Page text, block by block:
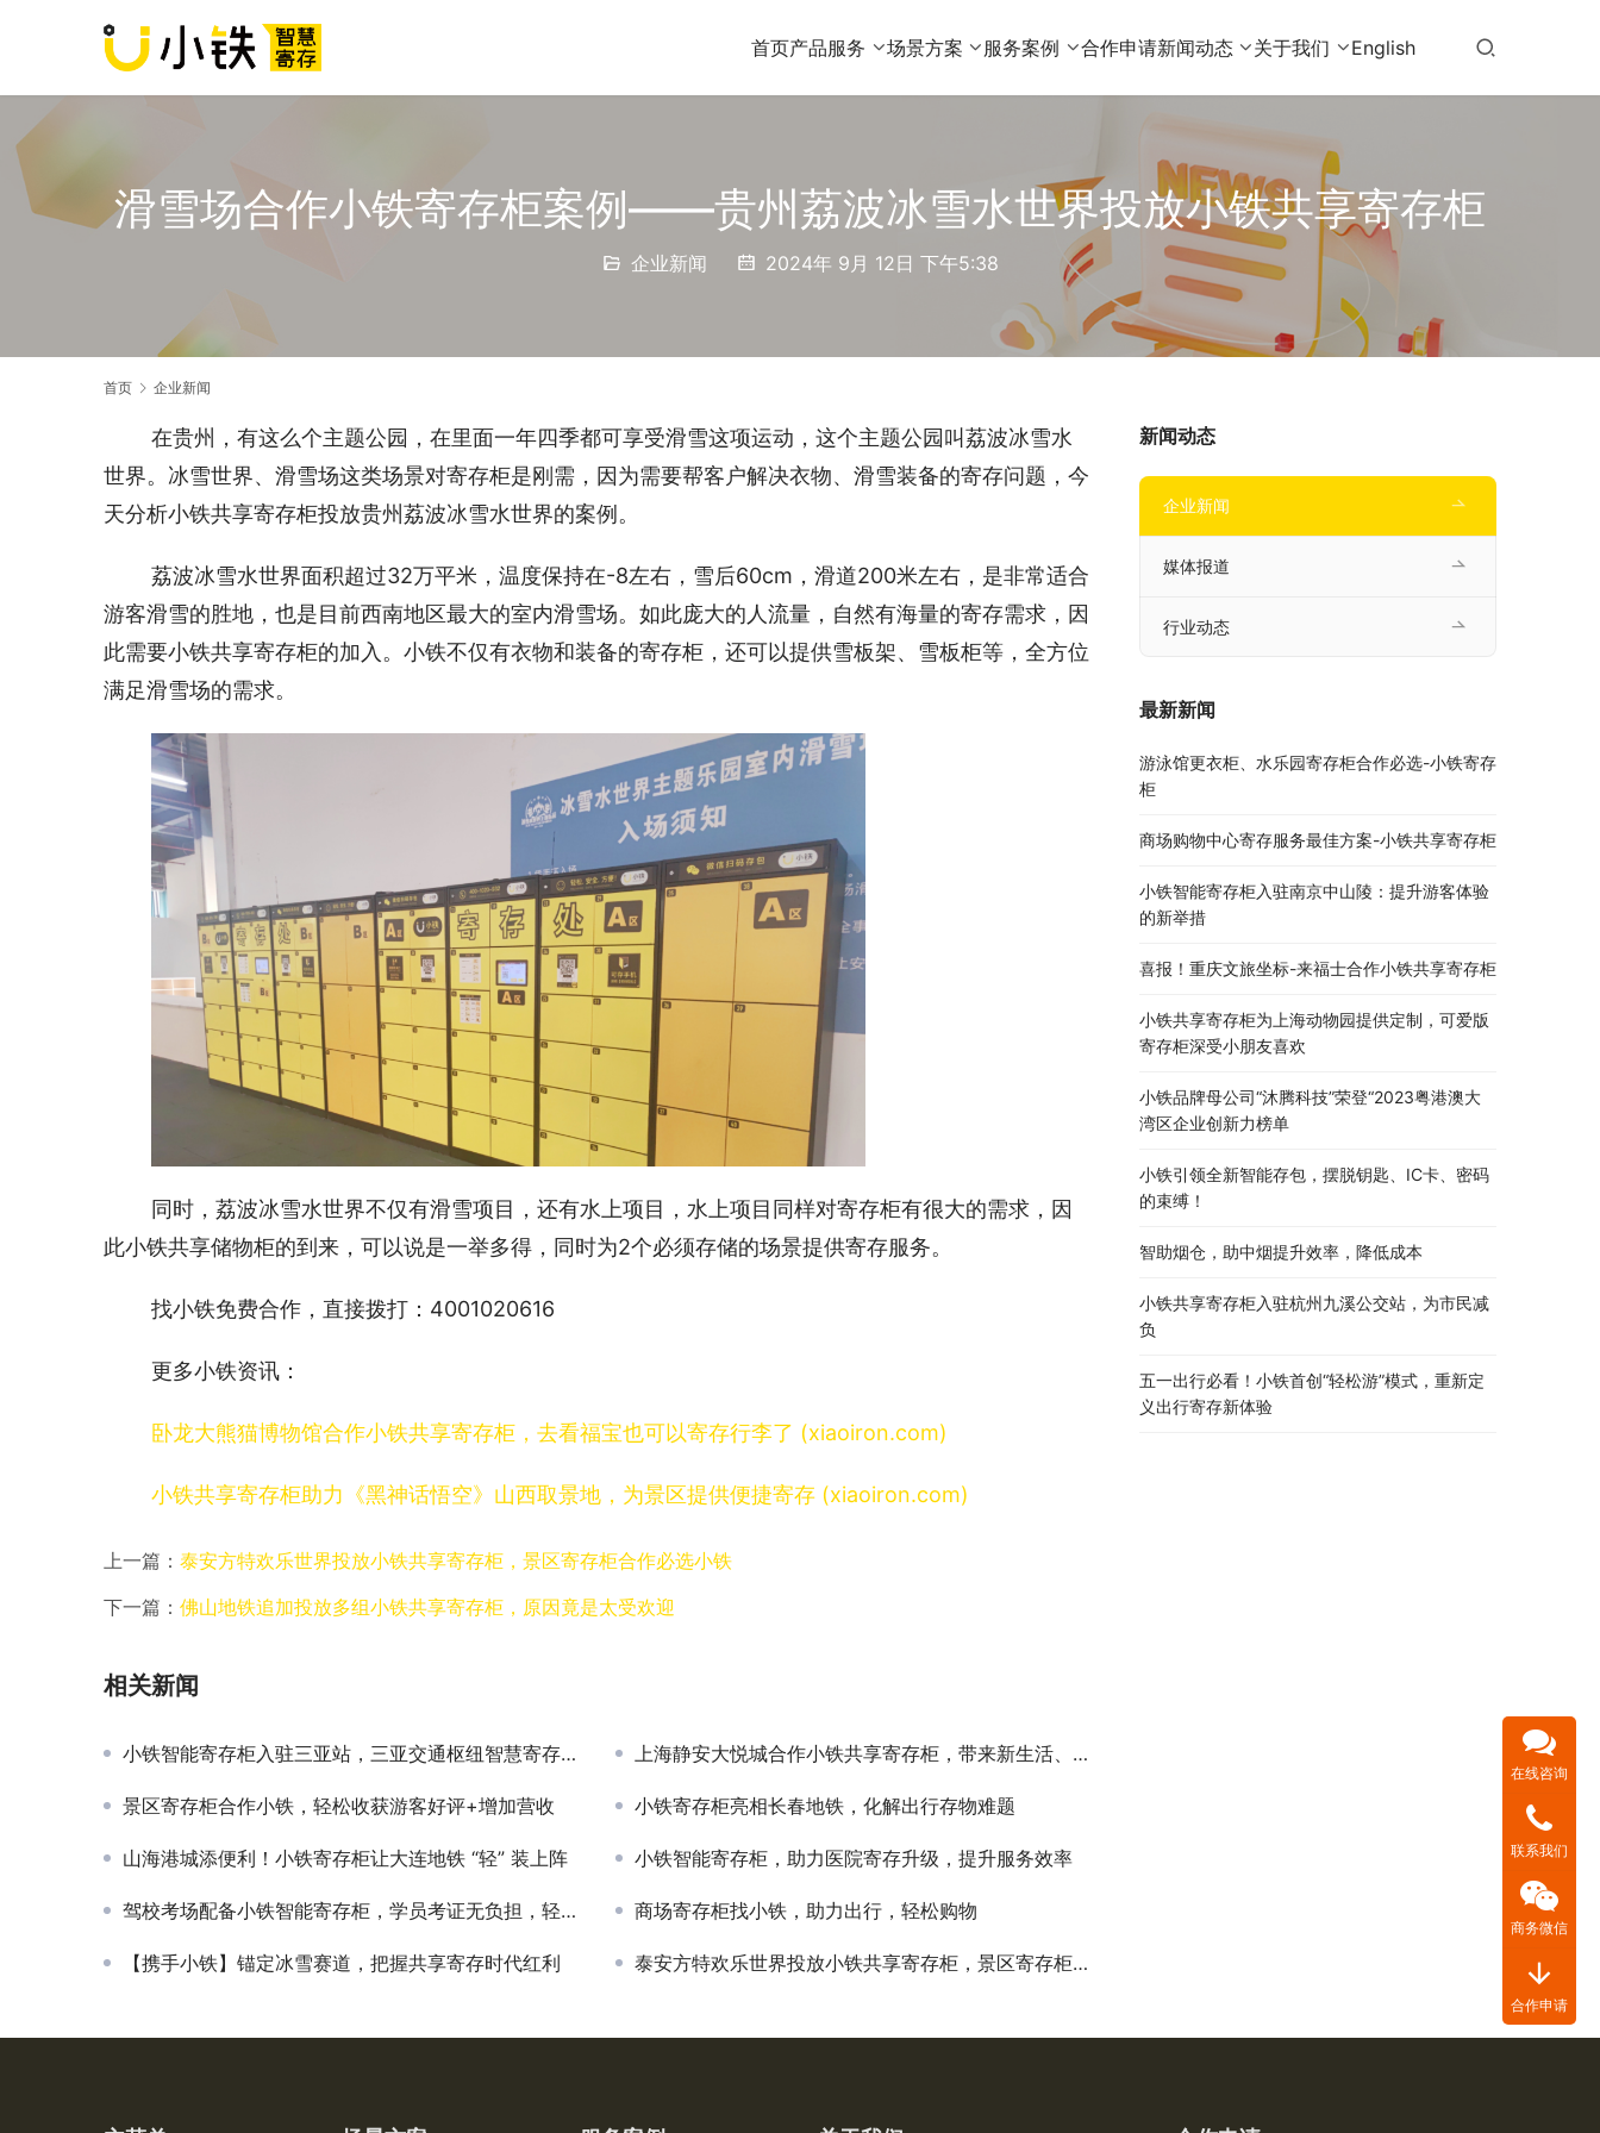
首页产品服务 场景方案 服务案例 合作申请新闻动态 关于我们 English
滑雪场合作小铁寄存柜案例——贵州荔波冰雪水世界投放小铁共享寄存柜
企业新闻 2024年 9月 12日 下午5:38
首页 企业新闻
在贵州，有这么个主题公园，在里面一年四季都可享受滑雪这项运动，这个主题公园叫荔波冰雪水
世界。冰雪世界、滑雪场这类场景对寄存柜是刚需，因为需要帮客户解决衣物、滑雪装备的寄存问题，今
天分析小铁共享寄存柜投放贵州荔波冰雪水世界的案例。
荔波冰雪水世界面积超过32万平米，温度保持在-8左右，雪后60cm，滑道200米左右，是非常适合
游客滑雪的胜地，也是目前西南地区最大的室内滑雪场。如此庞大的人流量，自然有海量的寄存需求，因
此需要小铁共享寄存柜的加入。小铁不仅有衣物和装备的寄存柜，还可以提供雪板架、雪板柜等，全方位
满足滑雪场的需求。
同时，荔波冰雪水世界不仅有滑雪项目，还有水上项目，水上项目同样对寄存柜有很大的需求，因
此小铁共享储物柜的到来，可以说是一举多得，同时为2个必须存储的场景提供寄存服务。
找小铁免费合作，直接拨打：4001020616
更多小铁资讯：
卧龙大熊猫博物馆合作小铁共享寄存柜，去看福宝也可以寄存行李了 (xiaoiron.com)
小铁共享寄存柜助力《黑神话悟空》山西取景地，为景区提供便捷寄存 (xiaoiron.com)
上一篇： 泰安方特欢乐世界投放小铁共享寄存柜，景区寄存柜合作必选小铁
下一篇： 佛山地铁追加投放多组小铁共享寄存柜，原因竟是太受欢迎
相关新闻
小铁智能寄存柜入驻三亚站，三亚交通枢纽智慧寄存网络进一步完善！ 上海静安大悦城合作小铁共享寄存柜，带来新生活、新体验
景区寄存柜合作小铁，轻松收获游客好评+增加营收 小铁寄存柜亮相长春地铁，化解出行存物难题
山海港城添便利！小铁寄存柜让大连地铁 “轻” 装上阵 小铁智能寄存柜，助力医院寄存升级，提升服务效率
驾校考场配备小铁智能寄存柜，学员考证无负担，轻松存放更安心 商场寄存柜找小铁，助力出行，轻松购物
【携手小铁】锚定冰雪赛道，把握共享寄存时代红利 泰安方特欢乐世界投放小铁共享寄存柜，景区寄存柜合作必选小铁
新闻动态
企业新闻
媒体报道
行业动态
最新新闻
游泳馆更衣柜、水乐园寄存柜合作必选-小铁寄存
柜
商场购物中心寄存服务最佳方案-小铁共享寄存柜
小铁智能寄存柜入驻南京中山陵：提升游客体验
的新举措
喜报！重庆文旅坐标-来福士合作小铁共享寄存柜
小铁共享寄存柜为上海动物园提供定制，可爱版
寄存柜深受小朋友喜欢
小铁品牌母公司“沐腾科技”荣登“2023粤港澳大
湾区企业创新力榜单
小铁引领全新智能存包，摆脱钥匙、IC卡、密码
的束缚！
智助烟仓，助中烟提升效率，降低成本
小铁共享寄存柜入驻杭州九溪公交站，为市民减
负
五一出行必看！小铁首创“轻松游”模式，重新定
义出行寄存新体验
在线咨询
联系我们
商务微信
arrow_downward
合作申请